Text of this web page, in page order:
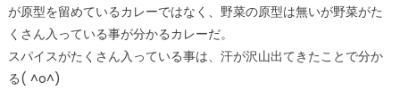
が原型を留めているカレーではなく、野菜の原型は無いが野菜がた
くさん入っている事が分かるカレーだ。
スパイスがたくさん入っている事は、汗が沢山出てきたことで分か
る( ^o^)